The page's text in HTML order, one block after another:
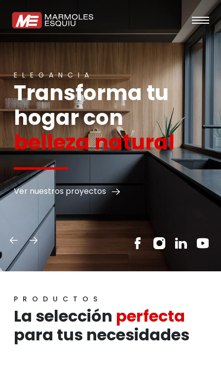
ELEGANCIA
Transforma tu
hogar con
belleza natural
Ver nuestros proyectos
PRODUCTOS
La selección perfecta
para tus necesidades